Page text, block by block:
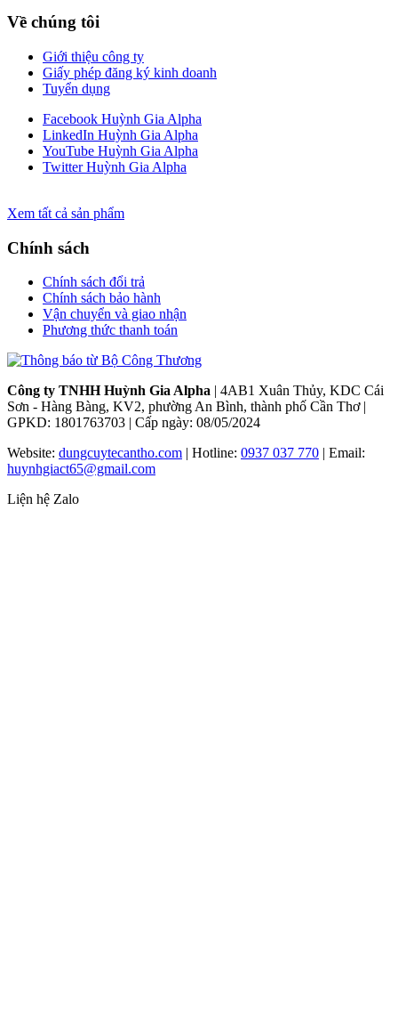
Về chúng tôi
Giới thiệu công ty
Giấy phép đăng ký kinh doanh
Tuyển dụng
Facebook Huỳnh Gia Alpha
LinkedIn Huỳnh Gia Alpha
YouTube Huỳnh Gia Alpha
Twitter Huỳnh Gia Alpha
Xem tất cả sản phẩm
Chính sách
Chính sách đổi trả
Chính sách bảo hành
Vận chuyển và giao nhận
Phương thức thanh toán
Công ty TNHH Huỳnh Gia Alpha | 4AB1 Xuân Thủy, KDC Cái
Sơn - Hàng Bàng, KV2, phường An Bình, thành phố Cần Thơ |
GPKD: 1801763703 | Cấp ngày: 08/05/2024
Website: dungcuytecantho.com | Hotline: 0937 037 770 | Email:
huynhgiact65@gmail.com
Liện hệ Zalo